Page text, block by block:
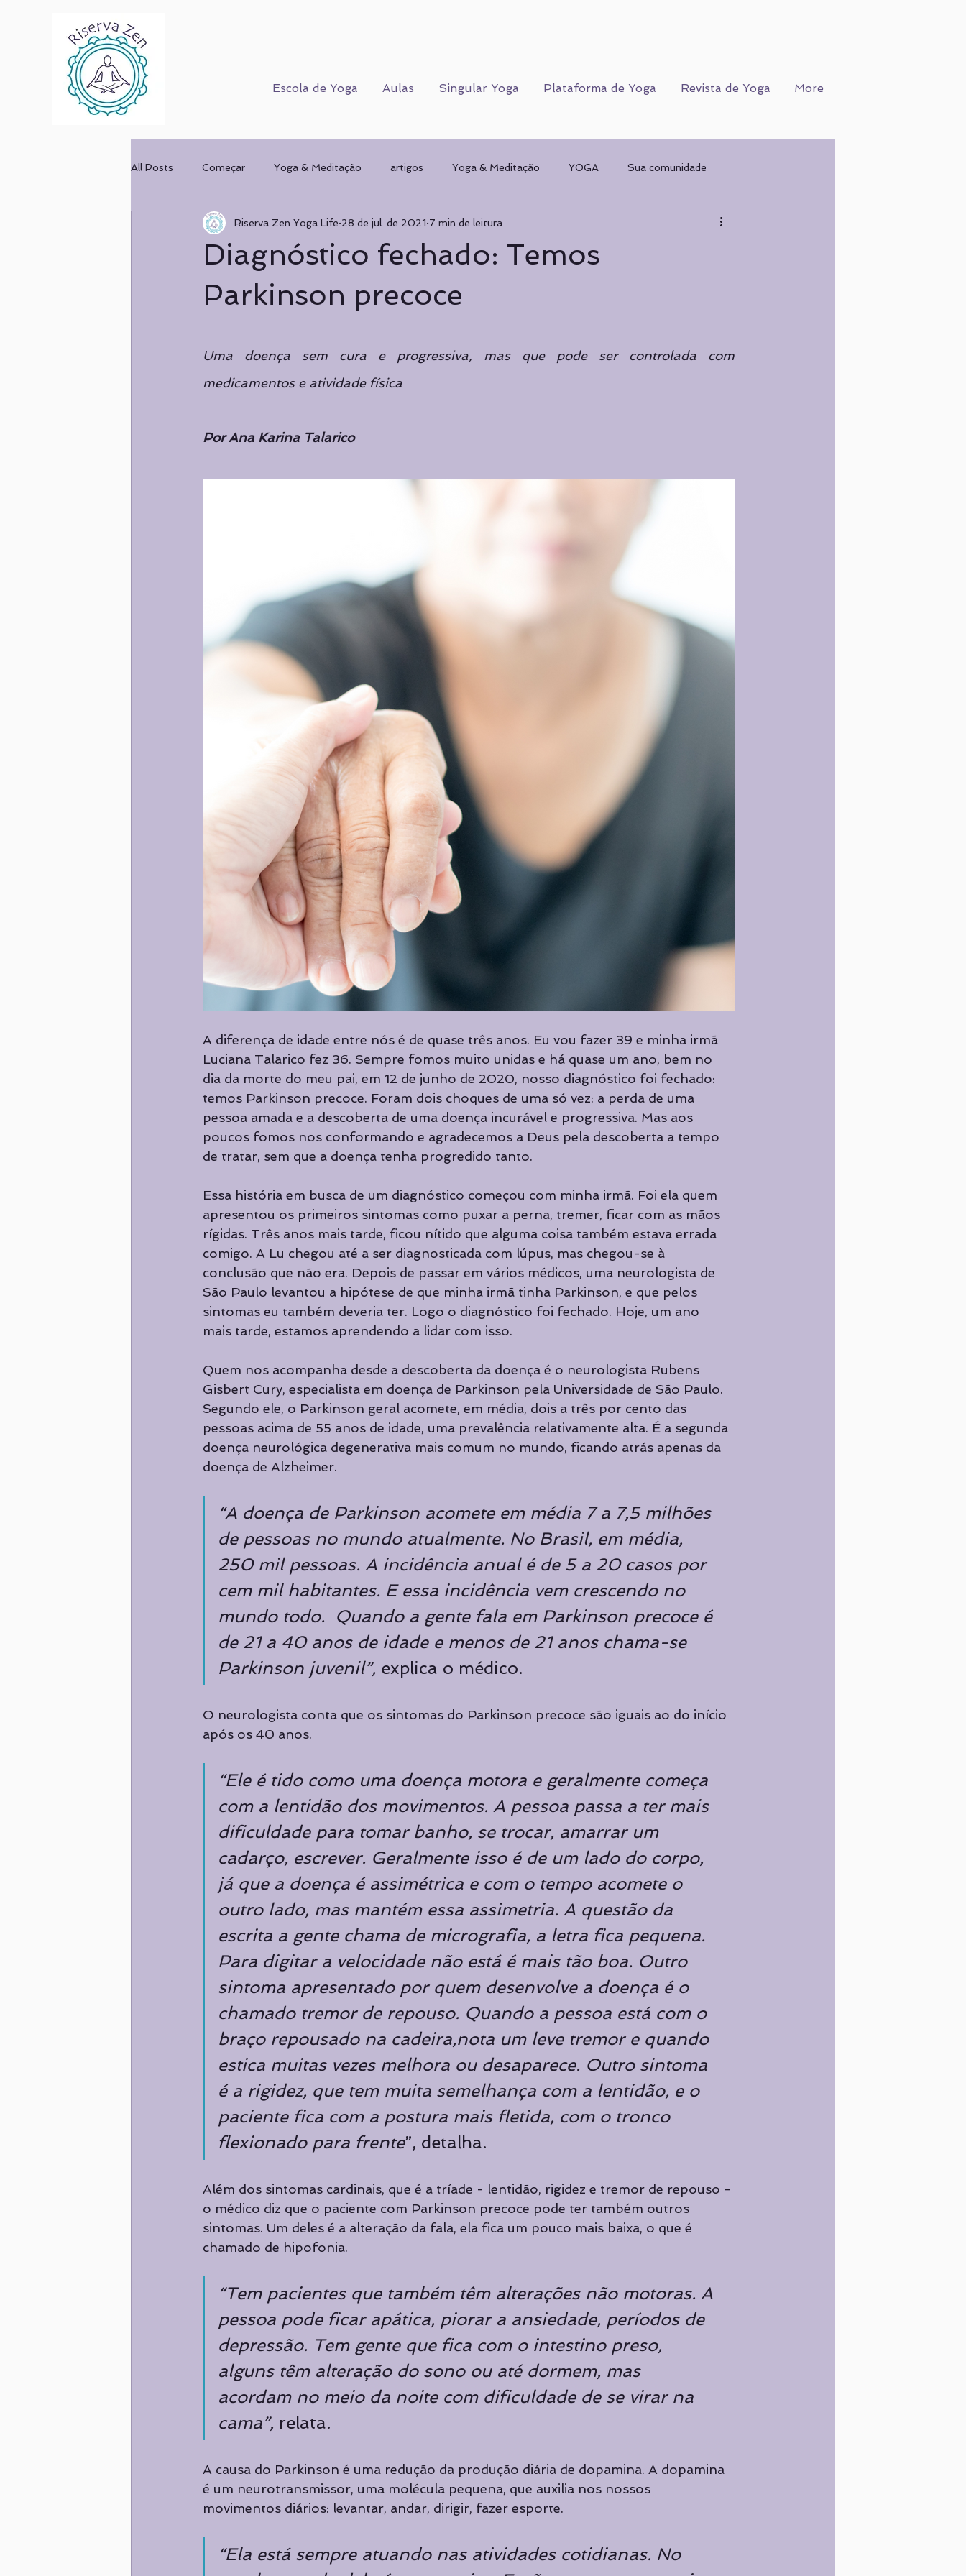
Escola de Yoga Aulas Singular Yoga Plataforma de Yoga Revista de Yoga More
All Posts Começar Yoga & Meditação artigos Yoga & Meditação YOGA Sua comunidade
Corpo Humano Cursos Corpo Humano CORPO FÍSICO WORKSHOPS
Mulher & Ofício COMPORTAMENTAL
Diagnóstico fechado: Temos
Parkinson precoce
Riserva Zen Yoga Life 28 de jul. de 2021 7 min de leitura
Uma doença sem cura e progressiva, mas que pode ser controlada com
medicamentos e atividade física
Por Ana Karina Talarico
A diferença de idade entre nós é de quase três anos. Eu vou fazer 39 e minha irmã
Luciana Talarico fez 36. Sempre fomos muito unidas e há quase um ano, bem no
dia da morte do meu pai, em 12 de junho de 2020, nosso diagnóstico foi fechado:
temos Parkinson precoce. Foram dois choques de uma só vez: a perda de uma
pessoa amada e a descoberta de uma doença incurável e progressiva. Mas aos
poucos fomos nos conformando e agradecemos a Deus pela descoberta a tempo
de tratar, sem que a doença tenha progredido tanto.
Essa história em busca de um diagnóstico começou com minha irmã. Foi ela quem
apresentou os primeiros sintomas como puxar a perna, tremer, ficar com as mãos
rígidas. Três anos mais tarde, ficou nítido que alguma coisa também estava errada
comigo. A Lu chegou até a ser diagnosticada com lúpus, mas chegou-se à
conclusão que não era. Depois de passar em vários médicos, uma neurologista de
São Paulo levantou a hipótese de que minha irmã tinha Parkinson, e que pelos
sintomas eu também deveria ter. Logo o diagnóstico foi fechado. Hoje, um ano
mais tarde, estamos aprendendo a lidar com isso.
Quem nos acompanha desde a descoberta da doença é o neurologista Rubens
Gisbert Cury, especialista em doença de Parkinson pela Universidade de São Paulo.
Segundo ele, o Parkinson geral acomete, em média, dois a três por cento das
pessoas acima de 55 anos de idade, uma prevalência relativamente alta. É a segunda
doença neurológica degenerativa mais comum no mundo, ficando atrás apenas da
doença de Alzheimer.
“A doença de Parkinson acomete em média 7 a 7,5 milhões
de pessoas no mundo atualmente. No Brasil, em média,
250 mil pessoas. A incidência anual é de 5 a 20 casos por
cem mil habitantes. E essa incidência vem crescendo no
mundo todo.  Quando a gente fala em Parkinson precoce é
de 21 a 40 anos de idade e menos de 21 anos chama-se
Parkinson juvenil”, explica o médico.
O neurologista conta que os sintomas do Parkinson precoce são iguais ao do início
após os 40 anos.
“Ele é tido como uma doença motora e geralmente começa
com a lentidão dos movimentos. A pessoa passa a ter mais
dificuldade para tomar banho, se trocar, amarrar um
cadarço, escrever. Geralmente isso é de um lado do corpo,
já que a doença é assimétrica e com o tempo acomete o
outro lado, mas mantém essa assimetria. A questão da
escrita a gente chama de micrografia, a letra fica pequena.
Para digitar a velocidade não está é mais tão boa. Outro
sintoma apresentado por quem desenvolve a doença é o
chamado tremor de repouso. Quando a pessoa está com o
braço repousado na cadeira,nota um leve tremor e quando
estica muitas vezes melhora ou desaparece. Outro sintoma
é a rigidez, que tem muita semelhança com a lentidão, e o
paciente fica com a postura mais fletida, com o tronco
flexionado para frente”, detalha.
Além dos sintomas cardinais, que é a tríade - lentidão, rigidez e tremor de repouso -
o médico diz que o paciente com Parkinson precoce pode ter também outros
sintomas. Um deles é a alteração da fala, ela fica um pouco mais baixa, o que é
chamado de hipofonia.
“Tem pacientes que também têm alterações não motoras. A
pessoa pode ficar apática, piorar a ansiedade, períodos de
depressão. Tem gente que fica com o intestino preso,
alguns têm alteração do sono ou até dormem, mas
acordam no meio da noite com dificuldade de se virar na
cama”, relata.
A causa do Parkinson é uma redução da produção diária de dopamina. A dopamina
é um neurotransmissor, uma molécula pequena, que auxilia nos nossos
movimentos diários: levantar, andar, dirigir, fazer esporte.
“Ela está sempre atuando nas atividades cotidianas. No